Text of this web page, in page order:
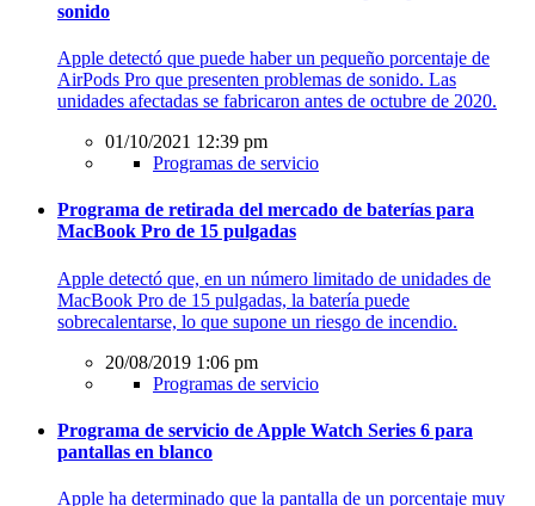
sonido
Apple detectó que puede haber un pequeño porcentaje de
AirPods Pro que presenten problemas de sonido. Las
unidades afectadas se fabricaron antes de octubre de 2020.
01/10/2021 12:39 pm
Programas de servicio
Programa de retirada del mercado de baterías para
MacBook Pro de 15 pulgadas
Apple detectó que, en un número limitado de unidades de
MacBook Pro de 15 pulgadas, la batería puede
sobrecalentarse, lo que supone un riesgo de incendio.
20/08/2019 1:06 pm
Programas de servicio
Programa de servicio de Apple Watch Series 6 para
pantallas en blanco
Apple ha determinado que la pantalla de un porcentaje muy